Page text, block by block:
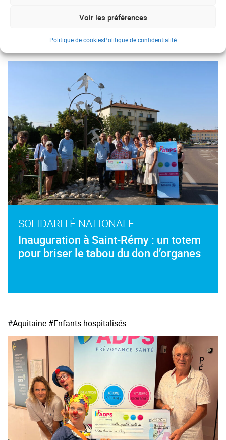
Voir les préférences
Politique de cookiesPolitique de confidentialité
SOLIDARITÉ NATIONALE
Inauguration à Saint-Rémy : un totem
pour briser le tabou du don d’organes
#Aquitaine #Enfants hospitalisés